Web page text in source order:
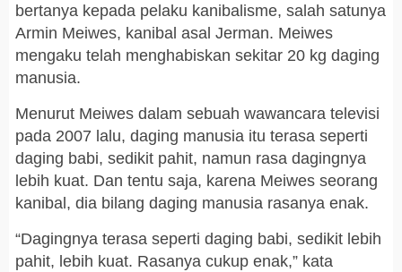
bertanya kepada pelaku kanibalisme, salah satunya
Armin Meiwes, kanibal asal Jerman. Meiwes
mengaku telah menghabiskan sekitar 20 kg daging
manusia.
Menurut Meiwes dalam sebuah wawancara televisi
pada 2007 lalu, daging manusia itu terasa seperti
daging babi, sedikit pahit, namun rasa dagingnya
lebih kuat. Dan tentu saja, karena Meiwes seorang
kanibal, dia bilang daging manusia rasanya enak.
“Dagingnya terasa seperti daging babi, sedikit lebih
pahit, lebih kuat. Rasanya cukup enak,” kata